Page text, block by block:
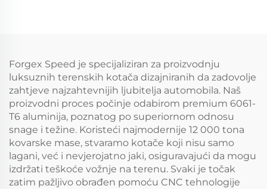
Forgex Speed je specijaliziran za proizvodnju
luksuznih terenskih kotača dizajniranih da zadovolje
zahtjeve najzahtevnijih ljubitelja automobila. Naš
proizvodni proces počinje odabirom premium 6061-
T6 aluminija, poznatog po superiornom odnosu
snage i težine. Koristeći najmodernije 12 000 tona
kovarske mase, stvaramo kotače koji nisu samo
lagani, već i nevjerojatno jaki, osiguravajući da mogu
izdržati teškoće vožnje na terenu. Svaki je točak
zatim pažljivo obrađen pomoću CNC tehnologije